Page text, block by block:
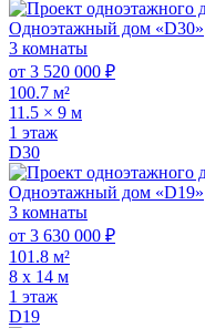
Одноэтажный дом «D30»
3 комнаты
от 3 520 000 ₽
100.7 м²
11.5 × 9 м
1 этаж
D30
Одноэтажный дом «D19»
3 комнаты
от 3 630 000 ₽
101.8 м²
8 х 14 м
1 этаж
D19